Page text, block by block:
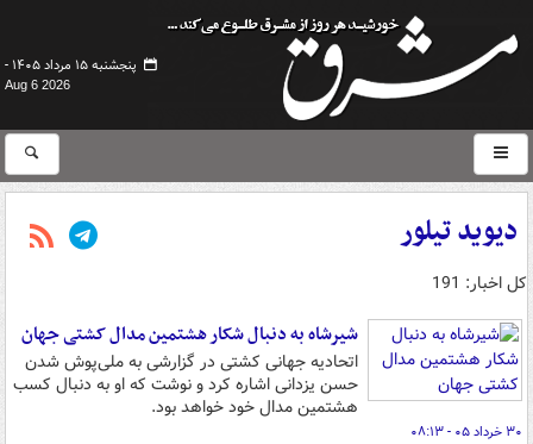
پنجشنبه ۱۵ مرداد ۱۴۰۵ -
Aug 6 2026
دیوید تیلور
کل اخبار: 191
شیرشاه به دنبال شکار هشتمین مدال کشتی جهان
اتحادیه جهانی کشتی در گزارشی به ملی‌پوش شدن
حسن یزدانی اشاره کرد و نوشت که او به دنبال کسب
هشتمین مدال خود خواهد بود.
۳۰ خرداد ۰۵ - ۰۸:۱۳